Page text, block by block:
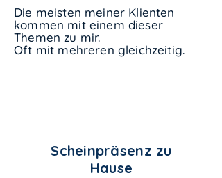
Die meisten meiner Klienten
kommen mit einem dieser
Themen zu mir.
Oft mit mehreren gleichzeitig.
Scheinpräsenz zu
Hause